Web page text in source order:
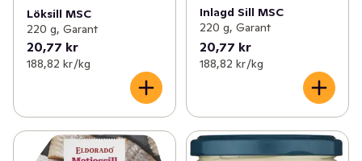
Löksill MSC
220 g, Garant
20,77 kr
188,82 kr /kg
Inlagd Sill MSC
220 g, Garant
20,77 kr
188,82 kr /kg